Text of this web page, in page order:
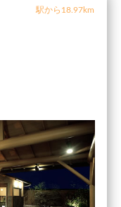
駅から18.97km